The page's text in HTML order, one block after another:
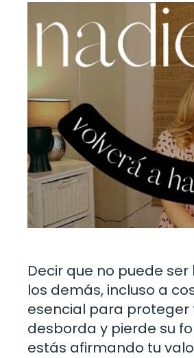
Decir que no puede
los demás, incluso a
esencial para proteger
desborda y pierde su
estás afirmando tu